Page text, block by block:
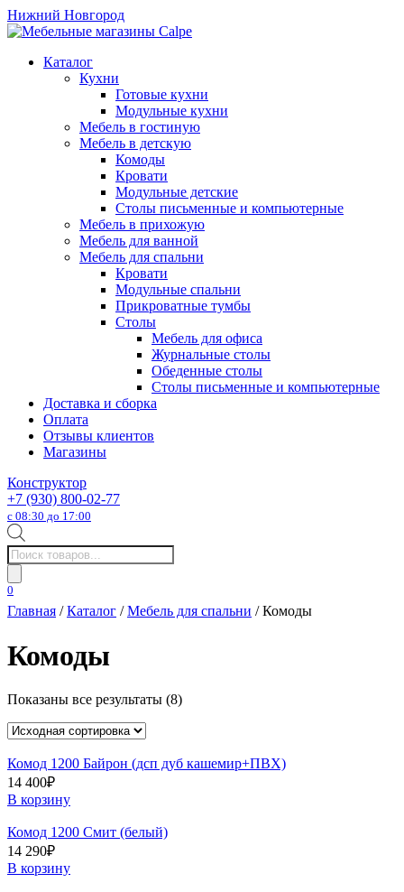
Нижний Новгород
Каталог
Кухни
Готовые кухни
Модульные кухни
Мебель в гостиную
Мебель в детскую
Комоды
Кровати
Модульные детские
Столы письменные и компьютерные
Мебель в прихожую
Мебель для ванной
Мебель для спальни
Кровати
Модульные спальни
Прикроватные тумбы
Столы
Мебель для офиса
Журнальные столы
Обеденные столы
Столы письменные и компьютерные
Доставка и сборка
Оплата
Отзывы клиентов
Магазины
Конструктор
+7 (930) 800-02-77
с 08:30 до 17:00
Поиск
товаров
0
Главная /Каталог /Мебель для спальни / Комоды
Комоды
Показаны все результаты (8)
Комод 1200 Байрон (дсп дуб кашемир+ПВХ)
14 400₽
В корзину
Комод 1200 Смит (белый)
14 290₽
В корзину